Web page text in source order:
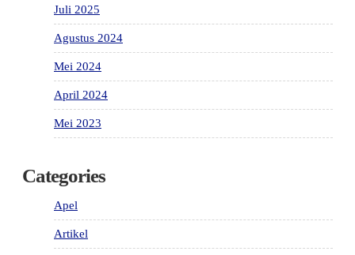
Juli 2025
Agustus 2024
Mei 2024
April 2024
Mei 2023
Categories
Apel
Artikel